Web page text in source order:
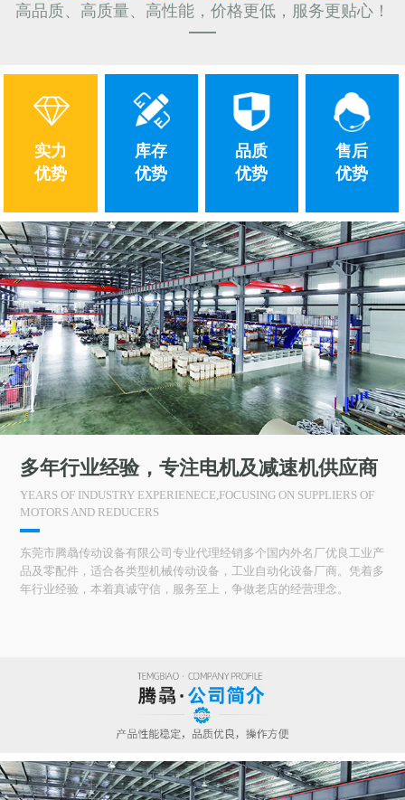
高品质、高质量、高性能，价格更低，服务更贴心！
实力
优势
库存
优势
品质
优势
售后
优势
多年行业经验，专注电机及减速机供应商
YEARS OF INDUSTRY EXPERIENECE,FOCUSING ON SUPPLIERS OF
MOTORS AND REDUCERS
东莞市腾骉传动设备有限公司专业代理经销多个国内外名厂优良工业产
品及零配件，适合各类型机械传动设备，工业自动化设备厂商。凭着多
年行业经验，本着真诚守信，服务至上，争做老店的经营理念。